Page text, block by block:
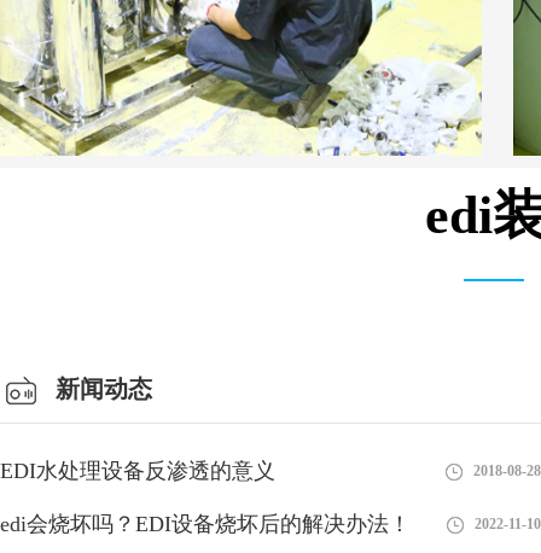
edi
新闻动态
EDI水处理设备反渗透的意义 2018-08-28
edi会烧坏吗？EDI设备烧坏后的解决办法！ 2022-11-10